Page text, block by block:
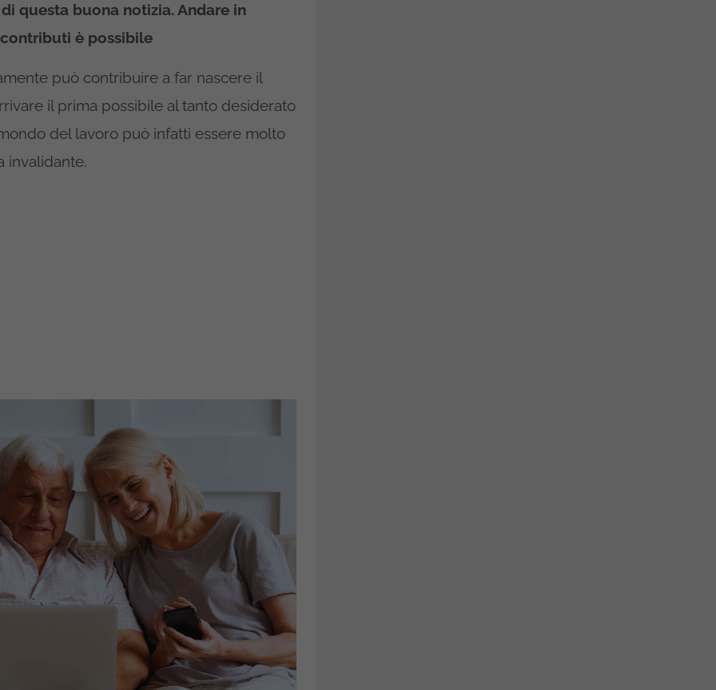
questa buona notizia. Andare in
è possibile
può contribuire a far nascere il
il prima possibile al tanto desiderato
del lavoro può infatti essere molto
invalidante.